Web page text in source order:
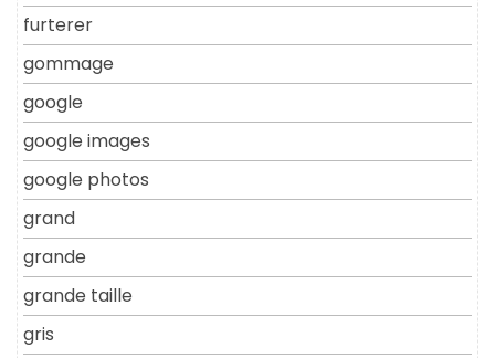
furterer
gommage
google
google images
google photos
grand
grande
grande taille
gris